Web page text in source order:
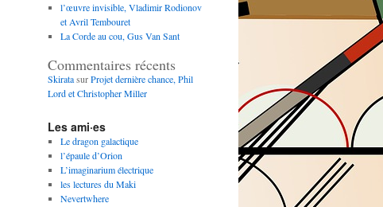
l’œuvre invisible, Vladimir Rodionov
et Avril Tembouret
La Corde au cou, Gus Van Sant
Commentaires récents
SkiratasurProjet dernière chance, Phil
Lord et Christopher Miller
Les ami·es
Le dragon galactique
l’épaule d’Orion
L’imaginarium électrique
les lectures du Maki
Nevertwhere